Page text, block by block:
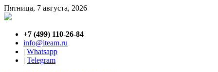
Пятница, 7 августа, 2026
+7 (499) 110-26-84
info@iteam.ru
| Whatsapp
| Telegram